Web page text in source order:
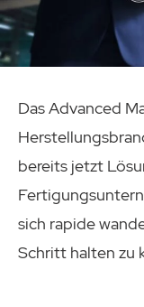
Das Advanced
bereits jetzt
sich rapide
Schritt halten zu